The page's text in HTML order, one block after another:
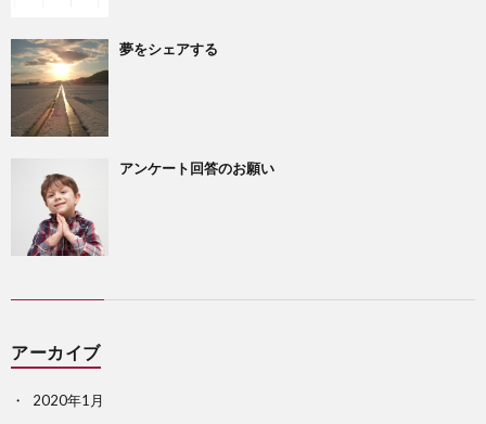
夢をシェアする
アンケート回答のお願い
アーカイブ
2020年1月